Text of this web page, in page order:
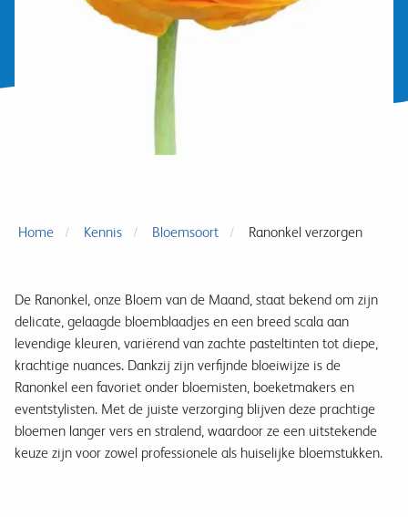
Home Kennis Bloemsoort Ranonkel verzorgen
De Ranonkel, onze Bloem van de Maand, staat bekend om zijn
delicate, gelaagde bloemblaadjes en een breed scala aan
levendige kleuren, variërend van zachte pasteltinten tot diepe,
krachtige nuances. Dankzij zijn verfijnde bloeiwijze is de
Ranonkel een favoriet onder bloemisten, boeketmakers en
eventstylisten. Met de juiste verzorging blijven deze prachtige
bloemen langer vers en stralend, waardoor ze een uitstekende
keuze zijn voor zowel professionele als huiselijke bloemstukken.